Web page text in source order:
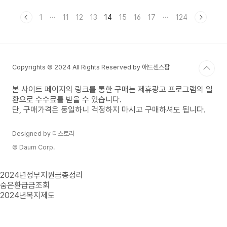
요. 지금은 무료로 할수 있지만 나중에는 못할 수
는 1985년 일본의 애니메이션 감독 미야자키 하야
작사입니다. '토토로', '센과 치히..
1 ··· 11 12 13 14 15 16 17 ··· 124
Copyrights © 2024 All Rights Reserved by 애드센스팜
본 사이트 페이지의 링크를 통한 구매는 제휴광고 프로그램의 일
환으로 수수료를 받을 수 있습니다.
단, 구매가격은 동일하니 걱정하지 마시고 구매하셔도 됩니다.
Designed by 티스토리
© Daum Corp.
2024년정부지원금총정리
숨은환급금조회
2024년복지제도